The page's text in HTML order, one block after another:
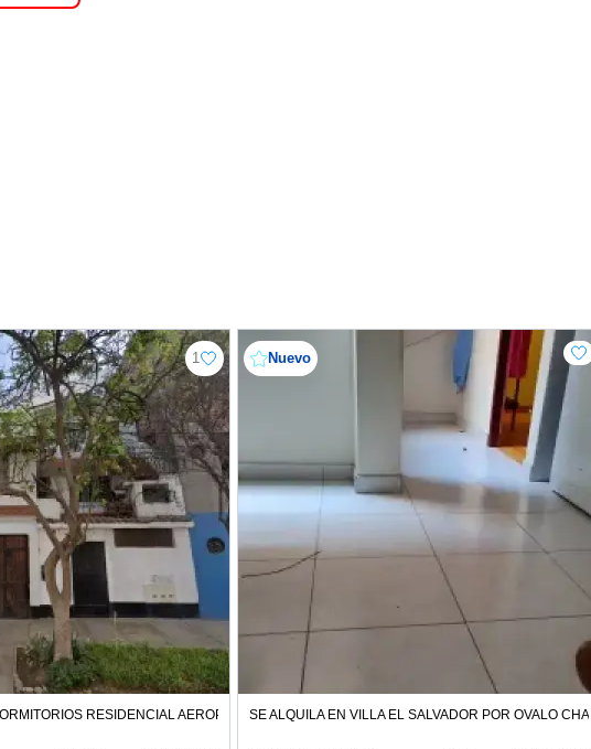
1
RESIDENCIAL AEROPUERTO
Nuevo
SE ALQUILA EN VILLA EL SALVADOR POR OVALO